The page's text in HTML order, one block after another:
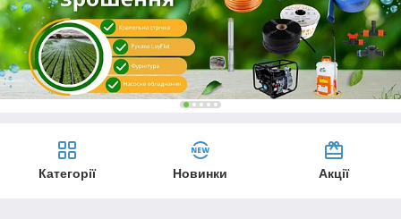
Категорії Новинки Акції